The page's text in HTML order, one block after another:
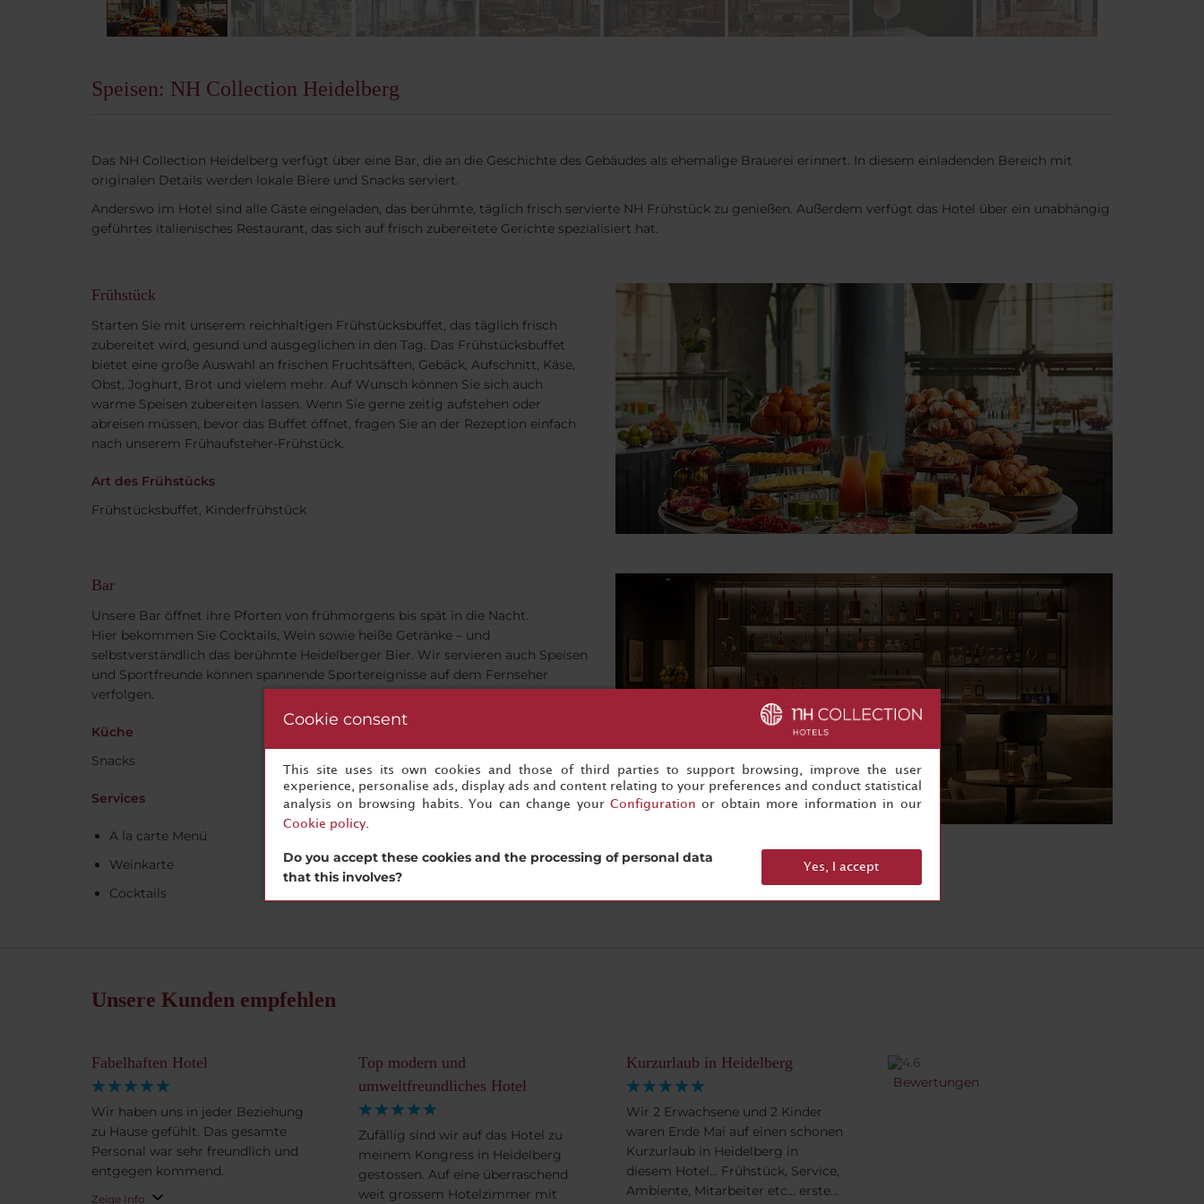
Speisen: NH Collection Heidelberg
Das NH Collection Heidelberg verfügt über eine Bar, die an die Geschichte des Gebäudes als ehemalige Brauerei erinnert. In diesem einladenden Bereich mit
originalen Details werden lokale Biere und Snacks serviert.
Anderswo im Hotel sind alle Gäste eingeladen, das berühmte, täglich frisch servierte NH Frühstück zu genießen. Außerdem verfügt das Hotel über ein unabhängig
geführtes italienisches Restaurant, das sich auf frisch zubereitete Gerichte spezialisiert hat.
Frühstück
Starten Sie mit unserem reichhaltigen Frühstücksbuffet, das täglich frisch
zubereitet wird, gesund und ausgeglichen in den Tag. Das Frühstücksbuffet
bietet eine große Auswahl an frischen Fruchtsäften, Gebäck, Aufschnitt, Käse,
Obst, Joghurt, Brot und vielem mehr. Auf Wunsch können Sie sich auch
warme Speisen zubereiten lassen. Wenn Sie gerne zeitig aufstehen oder
abreisen müssen, bevor das Buffet öffnet, fragen Sie an der Rezeption einfach
nach unserem Frühaufsteher-Frühstück.
Art des Frühstücks
Frühstücksbuffet, Kinderfrühstück
Bar
Unsere Bar öffnet ihre Pforten von frühmorgens bis spät in die Nacht.
Hier bekommen Sie Cocktails, Wein sowie heiße Getränke – und
selbstverständlich das berühmte Heidelberger Bier. Wir servieren auch Speisen
und Sportfreunde können spannende Sportereignisse auf dem Fernseher
verfolgen.
Küche
Snacks
Services
A la carte Menü
Weinkarte
Cocktails
Unsere Kunden empfehlen
Fabelhaften Hotel
Wir haben uns in jeder Beziehung
zu Hause gefühlt. Das gesamte
Personal war sehr freundlich und
entgegen kommend.
Zeige Info
Top modern und
umweltfreundliches Hotel
Zufällig sind wir auf das Hotel zu
meinem Kongress in Heidelberg
gestossen. Auf eine überraschend
weit grossem Hotelzimmer mit
Kurzurlaub in Heidelberg
Wir 2 Erwachsene und 2 Kinder
waren Ende Mai auf einen schonen
Kurzurlaub in Heidelberg in
diesem Hotel... Frühstück, Service,
Ambiente, Mitarbeiter etc... erste
Bewertungen
Cookie consent
This site uses its own cookies and those of third parties to support browsing, improve the user
experience, personalise ads, display ads and content relating to your preferences and conduct statistical
analysis on browsing habits. You can change your Configuration or obtain more information in our
Cookie policy.
Do you accept these cookies and the processing of personal data
that this involves?
Yes, I accept